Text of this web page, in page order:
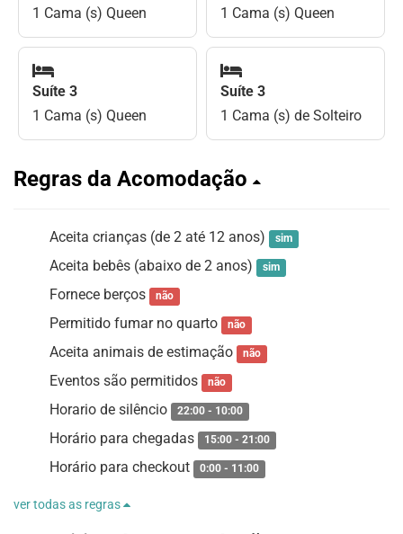
1 Cama (s) Queen 1 Cama (s) Queen
Suíte 3
1 Cama (s) Queen
Suíte 3
1 Cama (s) de Solteiro
Regras da Acomodação
Aceita crianças (de 2 até 12 anos) sim
Aceita bebês (abaixo de 2 anos) sim
Fornece berços não
Permitido fumar no quarto não
Aceita animais de estimação não
Eventos são permitidos não
Horario de silêncio 22:00 - 10:00
Horário para chegadas 15:00 - 21:00
Horário para checkout 0:00 - 11:00
ver todas as regras